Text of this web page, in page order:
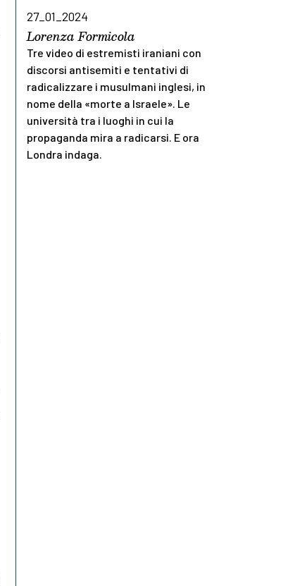
27_01_2024
Lorenza Formicola
Tre video di estremisti iraniani con
discorsi antisemiti e tentativi di
radicalizzare i musulmani inglesi, in
nome della «morte a Israele». Le
università tra i luoghi in cui la
propaganda mira a radicarsi. E ora
Londra indaga.